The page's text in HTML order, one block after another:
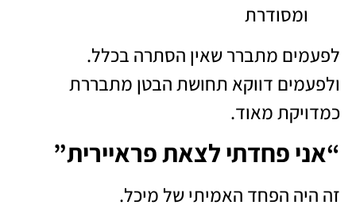
ומסודרת
לפעמים מתברר שאין הסתרה בכלל.
ולפעמים דווקא תחושת הבטן מתבררת
כמדויקת מאוד.
“אני פחדתי לצאת פראיירית”
זה היה הפחד האמיתי של מיכל.